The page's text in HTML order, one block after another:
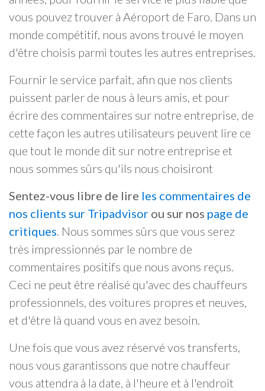
vous pouvez trouver à Aéroport de Faro. Dans un
monde compétitif, nous avons trouvé le moyen
d'être choisis parmi toutes les autres entreprises.
Fournir le service parfait, afin que nos clients
puissent parler de nous à leurs amis, et pour
écrire des commentaires sur notre entreprise, de
cette façon les autres utilisateurs peuvent lire ce
que tout le monde dit sur notre entreprise et
nous sommes sûrs qu'ils nous choisiront
Sentez-vous libre de lire les commentaires de
nos clients sur Tripadvisor ou sur nos page de
critiques. Nous sommes sûrs que vous serez
très impressionnés par le nombre de
commentaires positifs que nous avons reçus.
Ceci ne peut être réalisé qu'avec des chauffeurs
professionnels, des voitures propres et neuves,
et d'être là quand vous en avez besoin.
Une fois que vous avez réservé vos transferts,
nous vous garantissons que notre chauffeur
vous attendra à la date, à l'heure et à l'endroit